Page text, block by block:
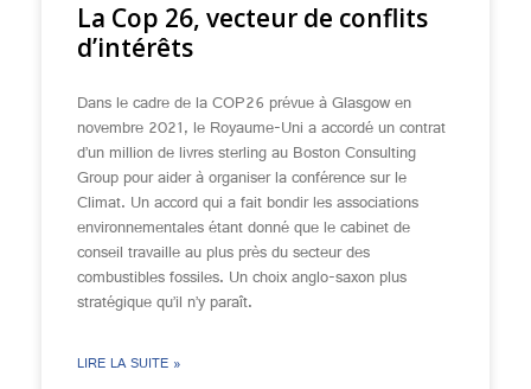
La Cop 26, vecteur de conflits
d’intérêts
Dans le cadre de la COP26 prévue à Glasgow en
novembre 2021, le Royaume-Uni a accordé un contrat
d’un million de livres sterling au Boston Consulting
Group pour aider à organiser la conférence sur le
Climat. Un accord qui a fait bondir les associations
environnementales étant donné que le cabinet de
conseil travaille au plus près du secteur des
combustibles fossiles. Un choix anglo-saxon plus
stratégique qu’il n’y paraît.
LIRE LA SUITE »